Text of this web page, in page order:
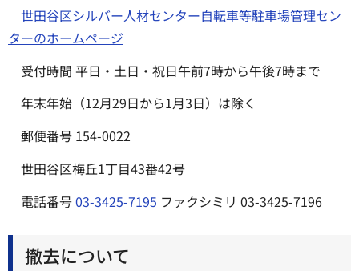
世田谷区シルバー人材センター自転車等駐車場管理セン
ターのホームページ
受付時間 平日・土日・祝日午前7時から午後7時まで
年末年始（12月29日から1月3日）は除く
郵便番号 154-0022
世田谷区梅丘1丁目43番42号
電話番号03-3425-7195 ファクシミリ 03-3425-7196
撤去について